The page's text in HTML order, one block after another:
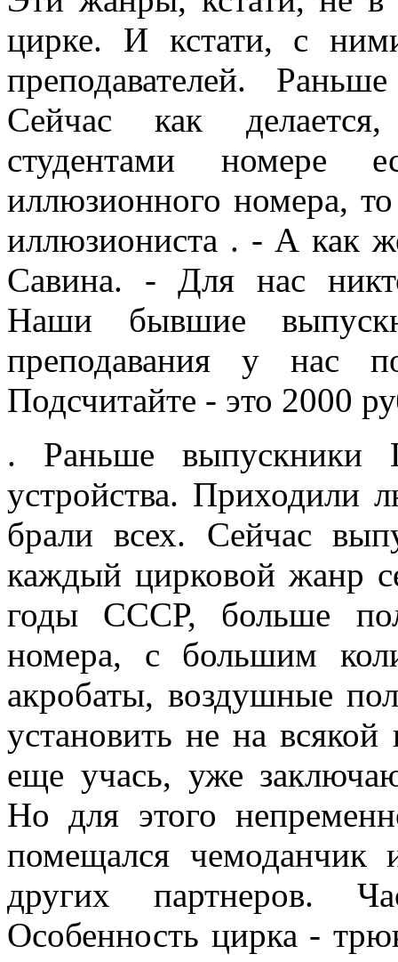
цирке. И кстати, с
преподавателей.
Сейчас как
студентами номере
иллюзионного номера,
иллюзиониста . - А как
Савина. - Для нас
Наши бывшие
преподавания у нас
Подсчитайте - это 2000
. Раньше выпускники
устройства. Приходили
брали всех. Сейчас
каждый цирковой жанр
годы СССР, больше
номера, с большим
акробаты, воздушные
установить не на
еще учась, уже
Но для этого
помещался
других партнеров.
Особенность цирка -